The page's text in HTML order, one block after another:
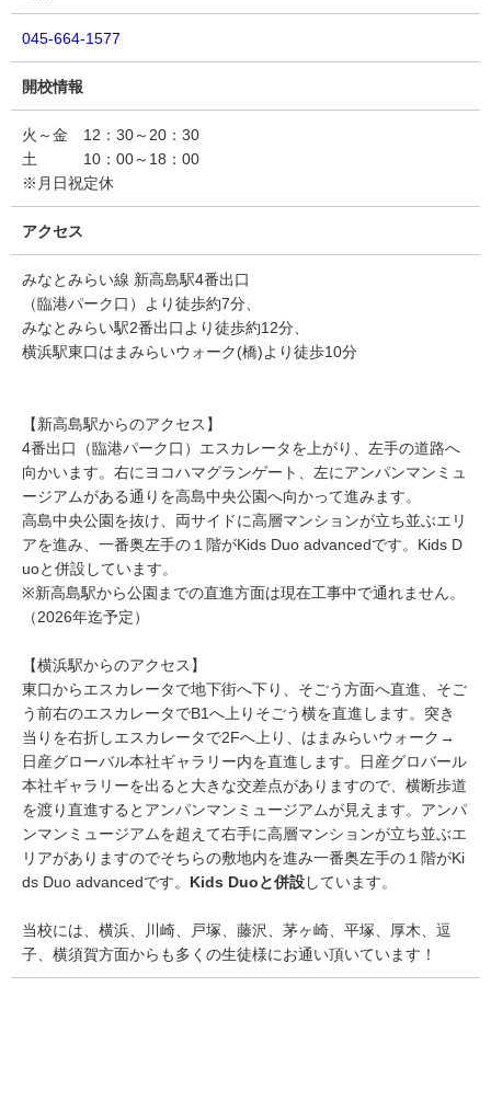
045-664-1577
開校情報
火～金 12：30～20：30
土 10：00～18：00
※月日祝定休
アクセス
みなとみらい線 新高島駅4番出口
（臨港パーク口）より徒歩約7分、
みなとみらい駅2番出口より徒歩約12分、
横浜駅東口はまみらいウォーク(橋)より徒歩10分
【新高島駅からのアクセス】
4番出口（臨港パーク口）エスカレータを上がり、左手の道路へ
向かいます。右にヨコハマグランゲート、左にアンパンマンミュ
ージアムがある通りを高島中央公園へ向かって進みます。
高島中央公園を抜け、両サイドに高層マンションが立ち並ぶエリ
アを進み、一番奥左手の１階がKids Duo advancedです。Kids D
uoと併設しています。
※新高島駅から公園までの直進方面は現在工事中で通れません。
（2026年迄予定）
【横浜駅からのアクセス】
東口からエスカレータで地下街へ下り、そごう方面へ直進、そご
う前右のエスカレータでB1へ上りそごう横を直進します。突き
当りを右折しエスカレータで2Fへ上り、はまみらいウォーク→
日産グローバル本社ギャラリー内を直進します。日産グロバール
本社ギャラリーを出ると大きな交差点がありますので、横断歩道
を渡り直進するとアンパンマンミュージアムが見えます。アンパ
ンマンミュージアムを超えて右手に高層マンションが立ち並ぶエ
リアがありますのでそちらの敷地内を進み一番奥左手の１階がKi
ds Duo advancedです。 Kids Duoと併設しています。
当校には、横浜、川崎、戸塚、藤沢、茅ヶ崎、平塚、厚木、逗
子、横須賀方面からも多くの生徒様にお通い頂いています！